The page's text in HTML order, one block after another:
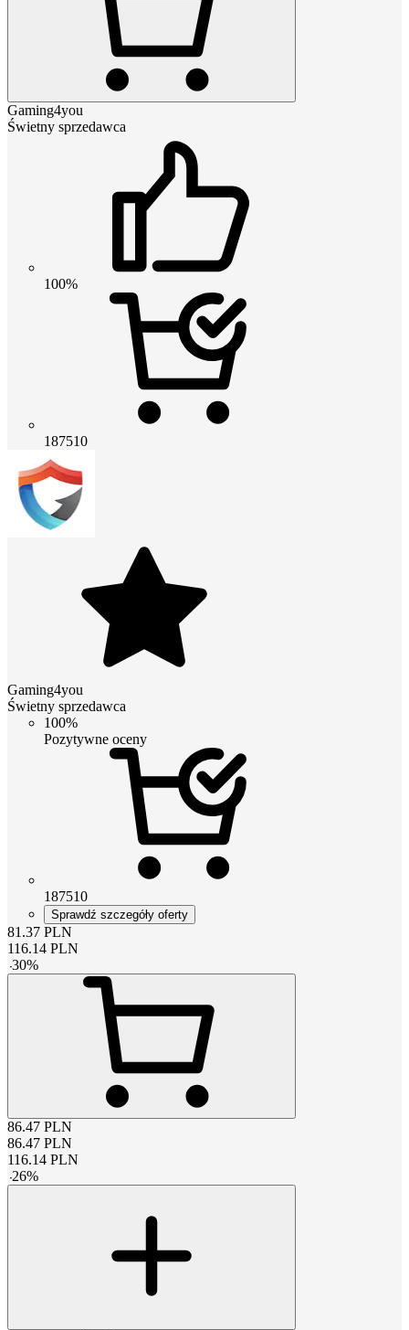
Gaming4you
Świetny sprzedawca
100%
187510
Gaming4you
Świetny sprzedawca
100%
Pozytywne oceny
187510
Sprawdź szczegóły oferty
81.37 PLN
116.14 PLN
-30%
86.47 PLN
86.47 PLN
116.14 PLN
-26%